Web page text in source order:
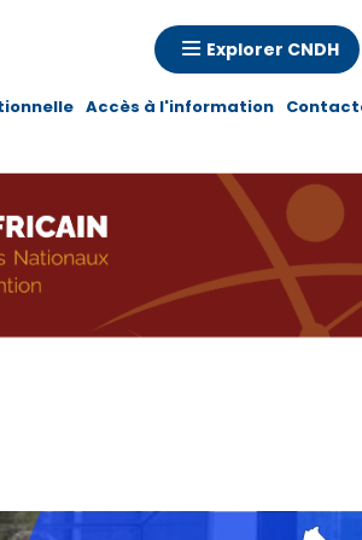
Explorer CNDH
Accès à l'information